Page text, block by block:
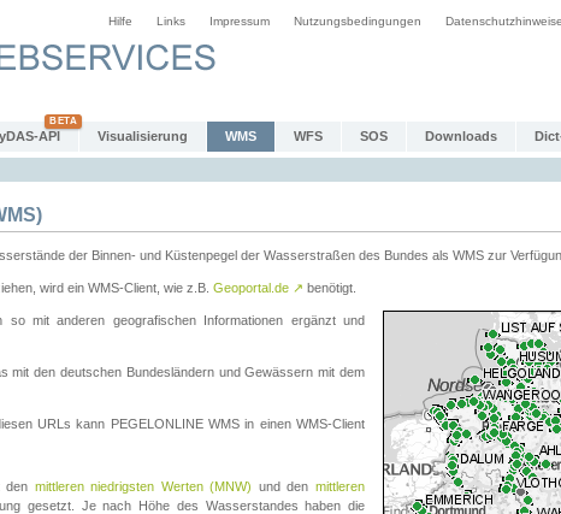
Hilfe Links Impressum Nutzungsbedingungen Datenschutzhinweise
API Visualisierung WMS WFS SOS Downloads
der Binnen- und Küstenpegel der Wasserstraßen des Bundes als WMS zur
wird ein WMS-Client, wie z.B. Geoportal.de ↗ benötigt.
so mit anderen geografischen Informationen ergänzt und
mit den deutschen Bundesländern und Gewässern mit dem
URLs kann PEGELONLINE WMS in einen WMS-Client
den mittleren niedrigsten Werten (MNW) und denmittleren
gesetzt. Je nach Höhe des Wasserstandes haben die